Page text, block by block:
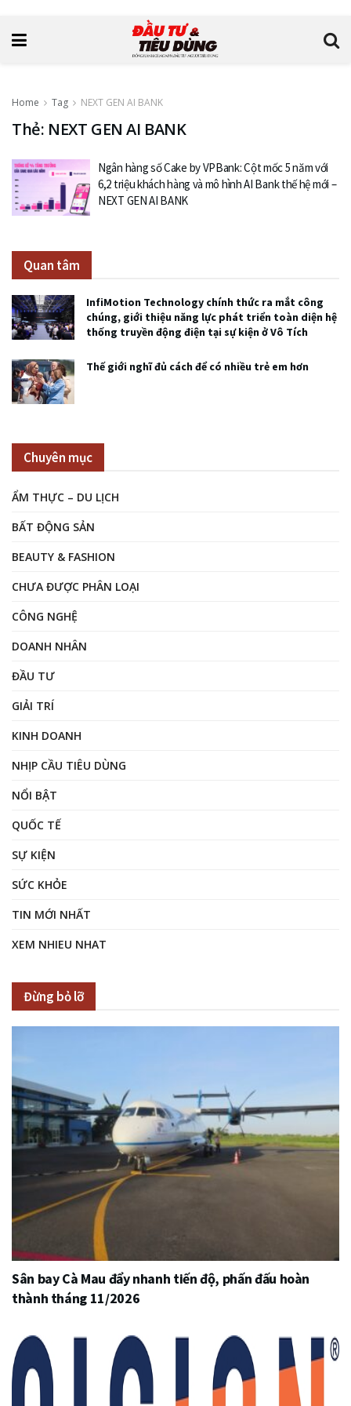
Home Tag NEXT GEN AI BANK
Thẻ: NEXT GEN AI BANK
Ngân hàng số Cake by VPBank: Cột mốc 5 năm với
6,2 triệu khách hàng và mô hình AI Bank thế hệ mới –
NEXT GEN AI BANK
Quan tâm
InfiMotion Technology chính thức ra mắt công
chúng, giới thiệu năng lực phát triển toàn diện hệ
thống truyền động điện tại sự kiện ở Vô Tích
Thế giới nghĩ đủ cách để có nhiều trẻ em hơn
Chuyên mục
ẨM THỰC – DU LỊCH
BẤT ĐỘNG SẢN
BEAUTY & FASHION
CHƯA ĐƯỢC PHÂN LOẠI
CÔNG NGHỆ
DOANH NHÂN
ĐẦU TƯ
GIẢI TRÍ
KINH DOANH
NHỊP CẦU TIÊU DÙNG
NỔI BẬT
QUỐC TẾ
SỰ KIỆN
SỨC KHỎE
TIN MỚI NHẤT
XEM NHIEU NHAT
Đừng bỏ lỡ
Sân bay Cà Mau đẩy nhanh tiến độ, phấn đấu hoàn
thành tháng 11/2026